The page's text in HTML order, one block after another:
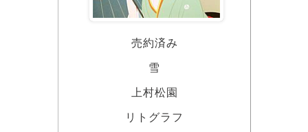
売約済み
雪
上村松園
リトグラフ